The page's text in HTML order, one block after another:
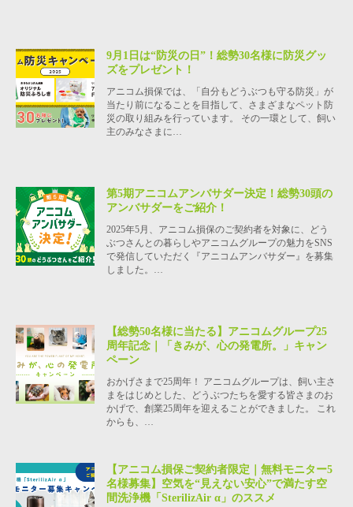
9月1日は“防災の日”！総勢30名様に防災グッ
ズをプレゼント！
アニコム損保では、「自分もどうぶつも守る防災」が
当たり前になることを目指して、さまざまなペット防
災の取り組みを行っています。 その一環として、飼い
主のみなさまに…
第5期アニコムアンバサダー決定！総勢30頭の
アンバサダーをご紹介！
2025年5月、アニコム損保のご契約者を対象に、どう
ぶつさんとの暮らしやアニコムグループの魅力をSNS
で発信していただく『アニコムアンバサダー』を募集
しました。…
【総勢50名様に当たる】アニコムグループ25
周年記念｜「きみが、心の発電所。」キャン
ペーン
おかげさまで25周年！ アニコムグループは、飼い主さ
まをはじめとした、どうぶつたちを愛する皆さまのお
かげで、創業25周年を迎えることができました。 これ
からも、…
【アニコム損保ご契約者限定｜無料モニター5
名様募集】空気を“見えない安心”で満たす空
間洗浄機「SterilizAir α」のススメ